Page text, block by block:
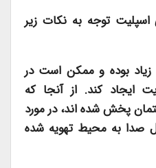
توجه به نکات زیر
بوده و ممکن است در
ایجاد کند. از آنجا که
پخش شده اند، در مورد
صدا به محیط تهویه شده